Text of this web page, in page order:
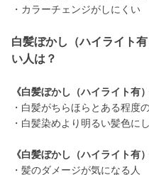
・カラーチェンジがしにくい
白髪ぼかし（ハイライト
い人は？
《白髪ぼかし（ハイライト有
・白髪がちらほらとある程度
・白髪染めより明るい髪色に
《白髪ぼかし（ハイライト有
・髪のダメージが気になる人